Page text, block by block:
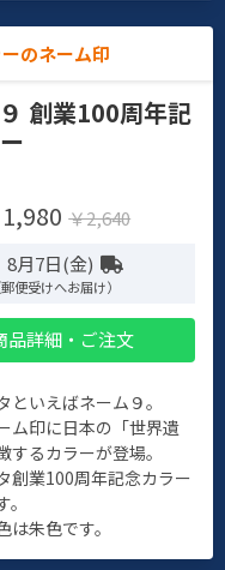
のネーム印
創業100周年記
1,980 ￥2,640
8月7日(金)
便受けへお届け）
品詳細・ご注文
といえばネーム９。
ム印に日本の「世界遺
するカラーが登場。
創業100周年記念カラー
は朱色です。